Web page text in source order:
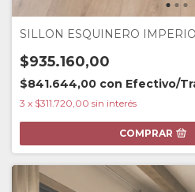
SILLON ESQUINERO IMPERIO
$935.160,00
$841.644,00 con Efectivo/
3 x $311.720,00 sin interés
COMPRAR